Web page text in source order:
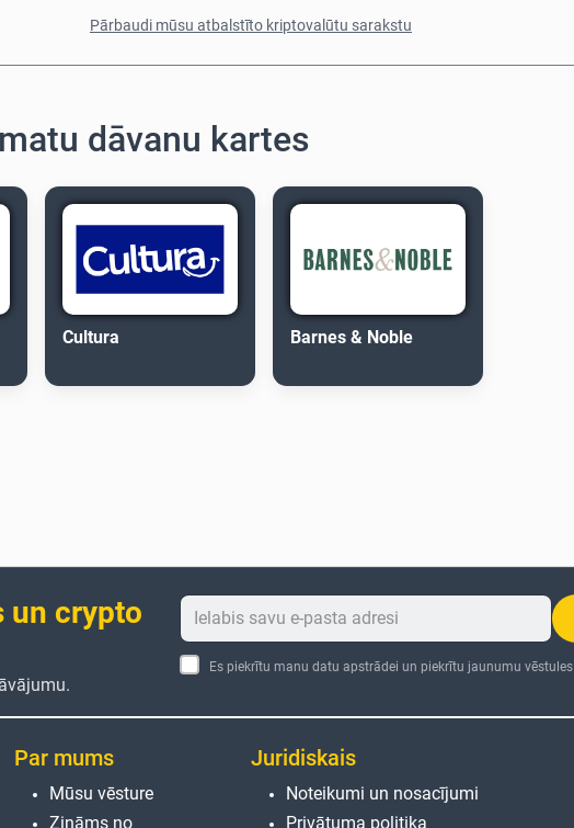
Pārbaudi mūsu atbalstīto kriptovalūtu sarakstu
dāvanu kartes
Cultura Barnes & Noble
un crypto
Es piekrītu manu datu apstrādei un piekrītu jaunumu vēstules
Par mums
Mūsu vēsture
Zināms no
Juridiskais
Noteikumi un nosacījumi
Privātuma politika